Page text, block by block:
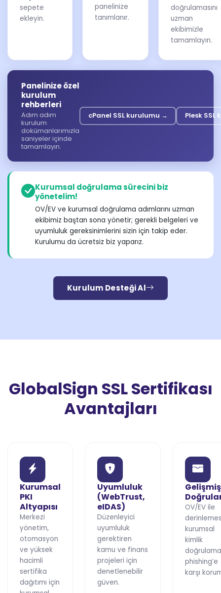
sepete
ekleyin.
panelinize
tanımlanır.
doğrulamasını
uzman
ekibimizle
tamamlayın.
Panelinize özel
kurulum
rehberleri
Adım adım
kurulum
dokümanlarımızla
saniyeler içinde
tamamlayın.
cPanel SSL kurulumu → Plesk
Kurumsal doğrulama sürecini biz
yönetelim!
OV/EV ve kurumsal doğrulama adımlarını uzman
ekibimiz baştan sona yönetir; gerekli belgeleri ve
uyumluluk gereksinimlerini sizin için takip eder.
Kurulumu da ücretsiz biz yaparız.
Kurulum Desteği Al
GlobalSign SSL Sertifikası
Avantajları
Kurumsal
PKI
Altyapısı
Merkezi
yönetim,
otomasyon
ve yüksek
hacimli
sertifika
dağıtımı için
Uyumluluk
(WebTrust,
eIDAS)
Düzenleyici
uyumluluk
gerektiren
kamu ve finans
projeleri için
denetlenebilir
güven.
Gelişmiş
OV/EV ile
kurumsal
kimlik
phishing’e
karşı